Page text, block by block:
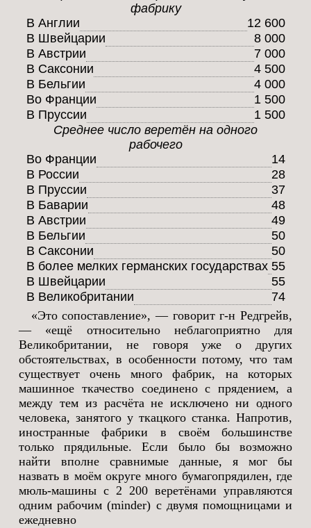
фабрику
В Англии
12 600
В Швейцарии
8 000
В Австрии
7 000
В Саксонии
4 500
В Бельгии
4 000
Во Франции
1 500
В Пруссии
1 500
Среднее число веретён на одного
рабочего
Во Франции
14
В России
28
В Пруссии
37
В Баварии
48
В Австрии
49
В Бельгии
50
В Саксонии
50
В более мелких германских государствах 55
В Швейцарии
55
В Великобритании
74
«Это сопоставление», — говорит г-н Редгрейв,
— «ещё относительно неблагоприятно для
Великобритании, не говоря уже о других
обстоятельствах, в особенности потому, что там
существует очень много фабрик, на которых
машинное ткачество соединено с прядением, а
между тем из расчёта не исключено ни одного
человека, занятого у ткацкого станка. Напротив,
иностранные фабрики в своём большинстве
только прядильные. Если было бы возможно
найти вполне сравнимые данные, я мог бы
назвать в моём округе много бумагопрядилен, где
мюль-машины с 2 200 веретёнами управляются
одним рабочим (minder) с двумя помощницами и
ежедневно